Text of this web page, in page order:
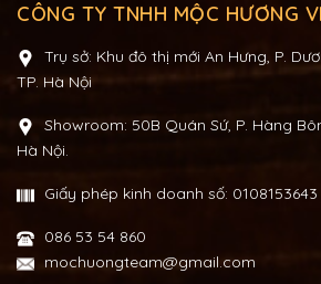
CÔNG TY TNHH MỘC HƯƠNG
Trụ sở: Khu đô thị mới An Hưng, P.
TP. Hà Nội
Showroom: 50B Quán Sứ, P. Hàng
Hà Nội.
Giấy phép kinh doanh số: 0108153643
086 53 54 860
mochuongteam@gmail.com